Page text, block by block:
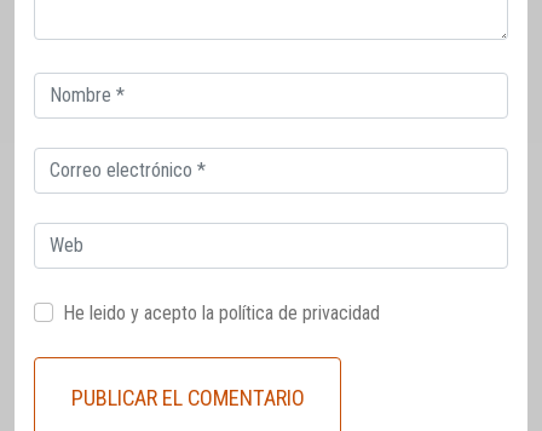
Correo
electrónico
Correo
electrónico
Web
He leido y acepto la política de privacidad